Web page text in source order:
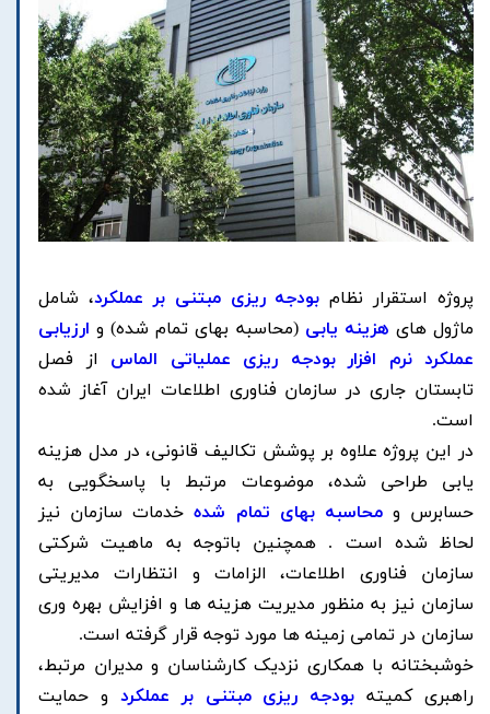
پروژه استقرار نظام بودجه ریزی مبتنی بر عملکرد، شامل
ماژول های هزینه یابی (محاسبه بهای تمام شده) و ارزیابی
عملکرد نرم افزار بودجه ریزی عملیاتی الماس از فصل
تابستان جاری در سازمان فناوری اطلاعات ایران آغاز شده
است.
در این پروژه علاوه بر پوشش تکالیف قانونی، در مدل هزینه
یابی طراحی شده، موضوعات مرتبط با پاسخگویی به
حسابرس ومحاسبه بهای تمام شدهخدمات سازمان نیز
لحاظ شده است . همچنین باتوجه به ماهیت شرکتی
سازمان فناوری اطلاعات، الزامات و انتظارات مدیریتی
سازمان نیز به منظور مدیریت هزینه ها و افزایش بهره وری
سازمان در تمامی زمینه ها مورد توجه قرار گرفته است.
خوشبختانه با همکاری نزدیک کارشناسان و مدیران مرتبط،
راهبری کمیته بودجه ریزی مبتنی بر عملکرد و حمایت